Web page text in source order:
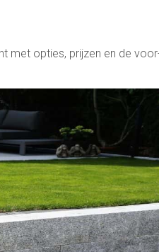
met opties, prijzen en de